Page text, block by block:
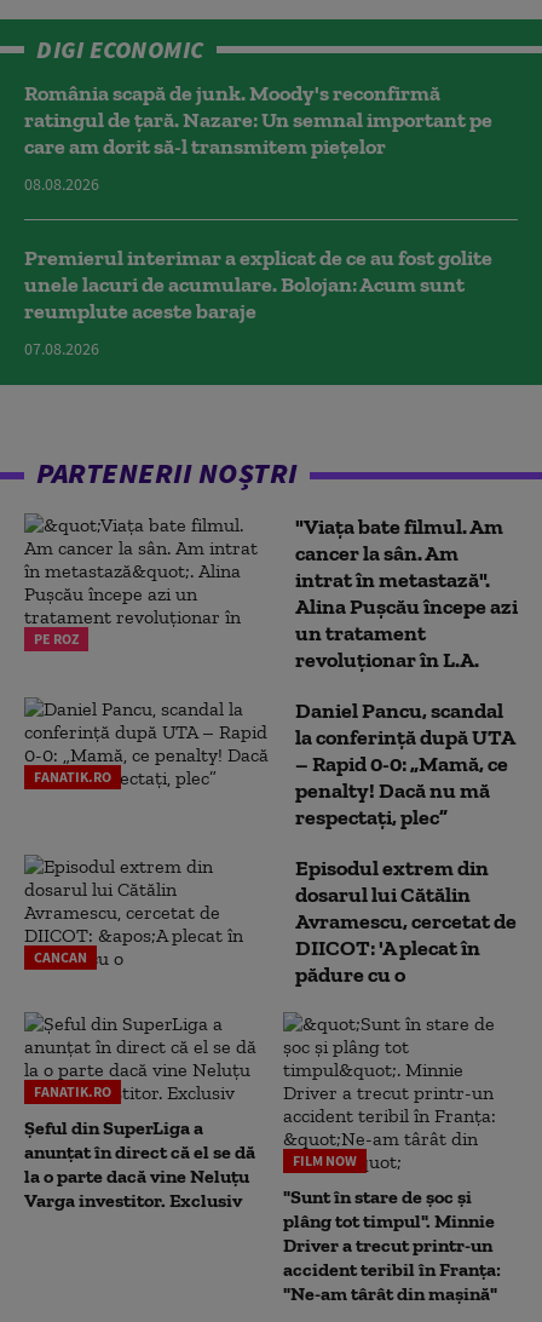
DIGI ECONOMIC
România scapă de junk. Moody's reconfirmă
ratingul de țară. Nazare: Un semnal important pe
care am dorit să-l transmitem piețelor
08.08.2026
Premierul interimar a explicat de ce au fost golite
unele lacuri de acumulare. Bolojan: Acum sunt
reumplute aceste baraje
07.08.2026
PARTENERII NOȘTRI
PE ROZ
"Viața bate filmul. Am
cancer la sân. Am
intrat în metastază".
Alina Pușcău începe azi
un tratament
revoluționar în L.A.
FANATIK.RO
Daniel Pancu, scandal
la conferință după UTA
– Rapid 0-0: „Mamă, ce
penalty! Dacă nu mă
respectați, plec”
CANCAN
Episodul extrem din
dosarul lui Cătălin
Avramescu, cercetat de
DIICOT: 'A plecat în
pădure cu o
FANATIK.RO
Șeful din SuperLiga a
anunțat în direct că el se dă
la o parte dacă vine Neluțu
Varga investitor. Exclusiv
FILM NOW
"Sunt în stare de șoc și
plâng tot timpul". Minnie
Driver a trecut printr-un
accident teribil în Franța:
"Ne-am târât din mașină"